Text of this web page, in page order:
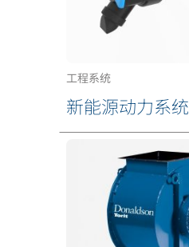
工程系统
新能源动力系统